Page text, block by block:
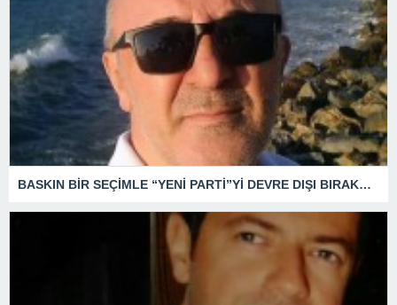
BASKIN BİR SEÇİMLE “YENİ PARTİ”Yİ DEVRE DIŞI BIRAKMAK İÇİN DÜĞMEYE Mİ BASILDI?